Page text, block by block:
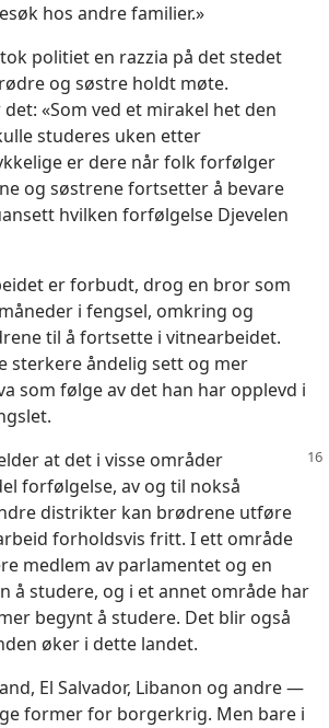
hos andre familier.»
politiet en razzia på det stedet
og søstre holdt møte.
«Som ved et mirakel het den
studeres uken etter
er dere når folk forfølger
og søstrene fortsetter å bevare
hvilken forfølgelse Djevelen
er forbudt, drog en bror som
i fengsel, omkring og
til å fortsette i vitnearbeidet.
sterkere åndelig sett og mer
som følge av det han har opplevd i
at det i visse områder
forfølgelse, av og til nokså
distrikter kan brødrene utføre
forholdsvis fritt. I ett område
medlem av parlamentet og en
å studere, og i et annet område har
begynt å studere. Det blir også
øker i dette landet.
El Salvador, Libanon og andre —
former for borgerkrig. Men bare i